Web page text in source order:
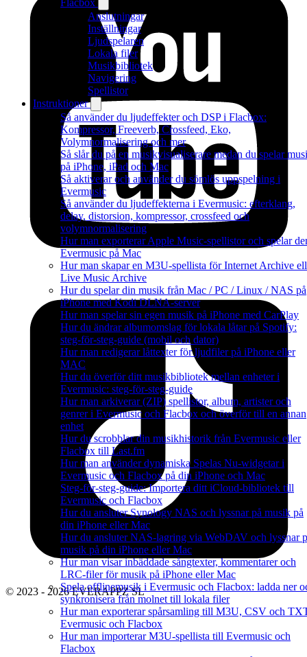
Flacbox
Anslutningar
Inställningar
Ljudspelaren
Lokala filer
Musikbibliotek
Navigering
Spellistor
Instruktioner
Så använder du ljudeffekter och DSP i Flacbox:
Kompressor, Freeverb, Crossfeed, Eko,
Volymnormalisering och mer
Så slår du på en musikvisualiserare medan du spelar
på iPhone, iPad och Mac
Så aktiverar och använder du sömlös uppspelning i
Evermusic
Så använder du ljudeffekterna i Evermusic: efterklang,
delay, distorsion, kompressor, crossfeed och
volymnormalisering
Hur man exporterar Apple Music-spellistor och spelar
Evermusic på Mac
Hur man skapar en M3U-spellista för Internet Archive
Live Music Archive
Hur du spelar din musik från Mac / PC / Linux / NAS på
iPhone med Kodi DLNA-server
Hur man spelar sin egen musik på iPhone med CarPlay
Hur du ändrar albumomslag för lokala låtar på Spotify:
steg-för-steg-guide (mobil och dator)
Hur man redigerar låttexter för ljudfiler på iPhone eller
MAC
Hur du överför ditt musikbibliotek mellan enheter i
Evermusic: steg-för-steg-guide
Hur man arkiverar (ZIP) spellistor, album, artister och
genrer i Evermusic och Flacbox och överför till en annan
enhet
Hur du scrobblar din musikhistorik från Evermusic eller
Flacbox till Last.fm
Hur man använder dynamiska Spelas Nu-widgetar i
Evermusic och Flacbox på din iPhone och Mac
Steg-för-steg-guide: Importera ditt iCloud-bibliotek till
Evermusic och Flacbox
Hur du ansluter Synology NAS och lyssnar på musik på
din iPhone eller Mac
Hur du ansluter NAS-lagring via WebDAV och lyssnar
musik på din iPhone eller Mac
Hur man visar inbäddade sångtexter, kommentarer och
LRC-filer för musik på iPhone eller Mac
Spela offlinemusik i Evermusic och Flacbox: ladda ner
synkronisera från molnet till lokala filer
Hur man exporterar spårsamling till M3U, CSV och
Evermusic och Flacbox
Hur man importerar M3U-spellista till Evermusic och
Flacbox
© 2023 - 2026 EVERAPPZ SL